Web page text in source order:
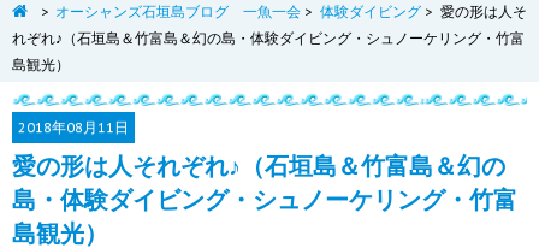
> オーシャンズ石垣島ブログ 一魚一会 > 体験ダイビング > 愛の形は人そ
れぞれ♪（石垣島＆竹富島＆幻の島・体験ダイビング・シュノーケリング・竹富
島観光）
2018年08月11日
愛の形は人それぞれ♪（石垣島＆竹富島＆幻の
島・体験ダイビング・シュノーケリング・竹富
島観光）